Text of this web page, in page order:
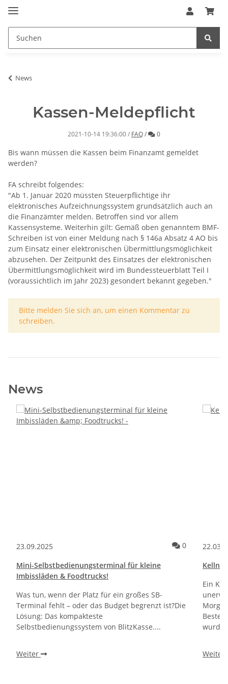
News
Kassen-Meldepflicht
2021-10-14 19:36:00/ FAQ/ Kommentare
0
Bis wann müssen die Kassen beim Finanzamt gemeldet
werden?
FA schreibt folgendes:
"Ab 1. Januar 2020 müssten Steuerpflichtige ihr
elektronisches Aufzeichnungssystem grundsätzlich auch an
die Finanzämter melden. Betroffen sind vor allem
Kassensysteme. Weiterhin gilt: Gemäß oben genanntem BMF-
Schreiben ist von einer Meldung nach § 146a Absatz 4 AO bis
zum Einsatz einer elektronischen Übermittlungsmöglichkeit
abzusehen. Der Zeitpunkt des Einsatzes der elektronischen
Übermittlungsmöglichkeit wird im Bundessteuerblatt Teil I
(voraussichtlich im Jahr 2023) gesondert bekannt gegeben."
x
Bitte melden Sie sich an, um einen Kommentar zu
schreiben.
News
23.09.2025 Kommentare
0
Mini-Selbstbedienungsterminal für kleine
Imbissläden & Foodtrucks!
Was tun, wenn der Platz für ein großes SB-
Terminal fehlt – oder das Budget begrenzt ist?Die
Lösung: Das kompakteste
Selbstbedienungssystem von BlitzKasse....
Weiter
Ein
Weiter